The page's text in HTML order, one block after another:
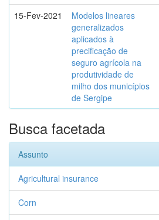
15-Fev-2021
Modelos lineares
generalizados
aplicados à
precificação de
seguro agrícola na
produtividade de
milho dos municípios
de Sergipe
Busca facetada
Assunto
Agricultural insurance
Corn